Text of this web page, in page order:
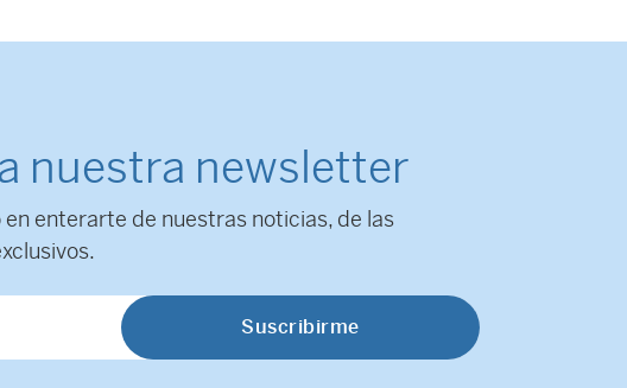
nuestra newsletter
enterarte de nuestras noticias, de las